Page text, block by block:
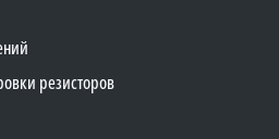
резисторов